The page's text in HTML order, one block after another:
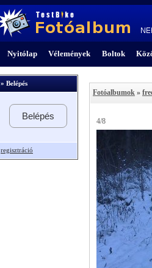
Nyitólap Vélemények Boltok
» Belépés
Belépés
regisztráció
Fotóalbumok »
4/8